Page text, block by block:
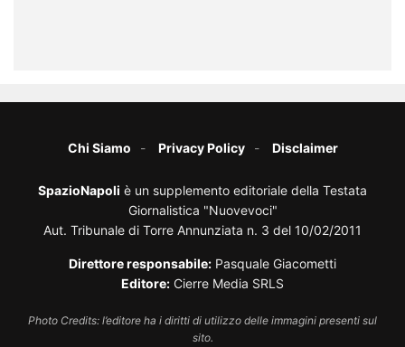
Chi Siamo Privacy Policy Disclaimer
SpazioNapoli è un supplemento editoriale della Testata
Giornalistica "Nuovevoci"
Aut. Tribunale di Torre Annunziata n. 3 del 10/02/2011
Direttore responsabile: Pasquale Giacometti
Editore: Cierre Media SRLS
Photo Credits: l’editore ha i diritti di utilizzo delle immagini presenti sul
sito.